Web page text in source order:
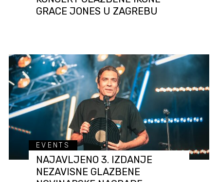
GRACE JONES U ZAGREBU
EVENTS
NAJAVLJENO 3. IZDANJE
NEZAVISNE GLAZBENE